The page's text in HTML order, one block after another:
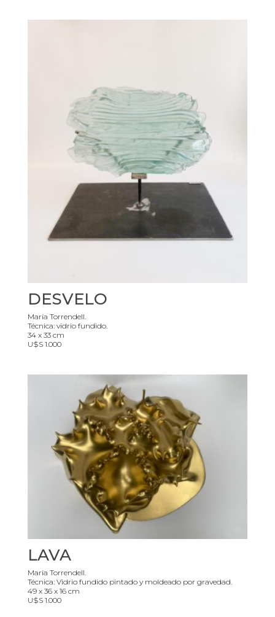
DESVELO
María Torrendell.
Técnica: vidrio fundido.
34 x 33 cm
U$S 1.000
LAVA
María Torrendell.
Técnica: Vidrio fundido pintado y moldeado por gravedad.
49 x 36 x 16 cm
U$S 1.000